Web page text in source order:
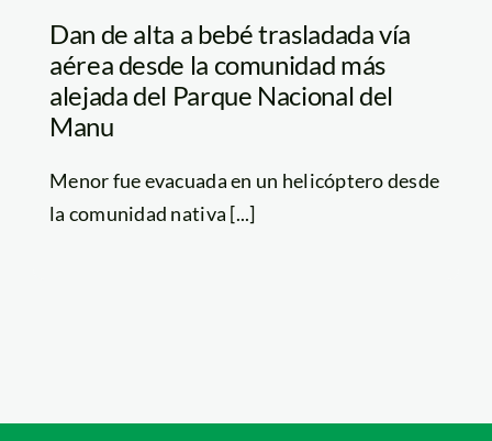
Dan de alta a bebé trasladada vía
aérea desde la comunidad más
alejada del Parque Nacional del
Manu
Menor fue evacuada en un helicóptero desde
la comunidad nativa [...]